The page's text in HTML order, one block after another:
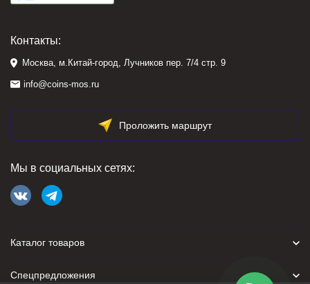
Контакты:
Москва, м.Китай-город, Лучников пер. 7/4 стр. 9
info@coins-mos.ru
Проложить маршрут
Мы в социальных сетях:
Каталог товаров
Спецпредложения